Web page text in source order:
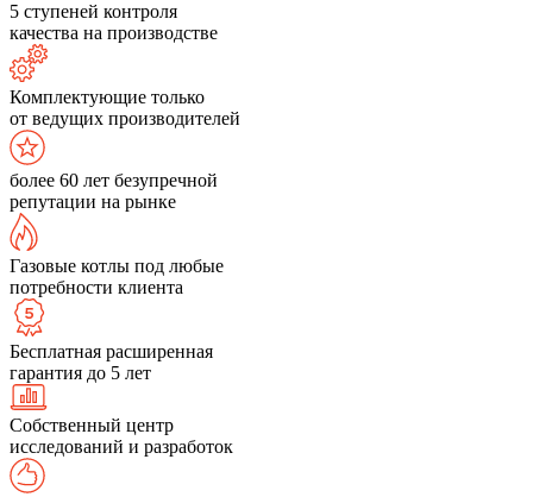
5 ступеней контроля
качества на производстве
Комплектующие только
от ведущих производителей
более 60 лет безупречной
репутации на рынке
Газовые котлы под любые
потребности клиента
Бесплатная расширенная
гарантия до 5 лет
Собственный центр
исследований и разработок